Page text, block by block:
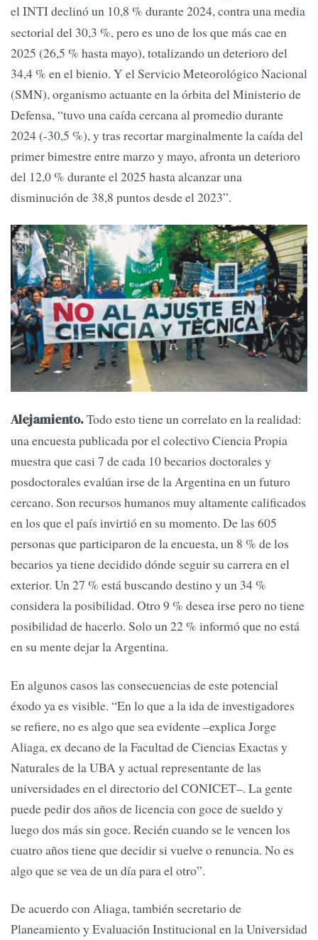
el INTI declinó un 10,8 % durante 2024, contra una media
sectorial del 30,3 %, pero es uno de los que más cae en
2025 (26,5 % hasta mayo), totalizando un deterioro del
34,4 % en el bienio. Y el Servicio Meteorológico Nacional
(SMN), organismo actuante en la órbita del Ministerio de
Defensa, “tuvo una caída cercana al promedio durante
2024 (-30,5 %), y tras recortar marginalmente la caída del
primer bimestre entre marzo y mayo, afronta un deterioro
del 12,0 % durante el 2025 hasta alcanzar una
disminución de 38,8 puntos desde el 2023”.
Alejamiento.Todo esto tiene un correlato en la realidad:
una encuesta publicada por el colectivo Ciencia Propia
muestra que casi 7 de cada 10 becarios doctorales y
posdoctorales evalúan irse de la Argentina en un futuro
cercano. Son recursos humanos muy altamente calificados
en los que el país invirtió en su momento. De las 605
personas que participaron de la encuesta, un 8 % de los
becarios ya tiene decidido dónde seguir su carrera en el
exterior. Un 27 % está buscando destino y un 34 %
considera la posibilidad. Otro 9 % desea irse pero no tiene
posibilidad de hacerlo. Solo un 22 % informó que no está
en su mente dejar la Argentina.
En algunos casos las consecuencias de este potencial
éxodo ya es visible. “En lo que a la ida de investigadores
se refiere, no es algo que sea evidente –explica Jorge
Aliaga, ex decano de la Facultad de Ciencias Exactas y
Naturales de la UBA y actual representante de las
universidades en el directorio del CONICET–. La gente
puede pedir dos años de licencia con goce de sueldo y
luego dos más sin goce. Recién cuando se le vencen los
cuatro años tiene que decidir si vuelve o renuncia. No es
algo que se vea de un día para el otro”.
De acuerdo con Aliaga, también secretario de
Planeamiento y Evaluación Institucional en la Universidad